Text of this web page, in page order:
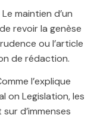
Le maintien d’un
revoir la genèse
ou l’article
de rédaction.
l’explique
on Legislation, les
d’immenses